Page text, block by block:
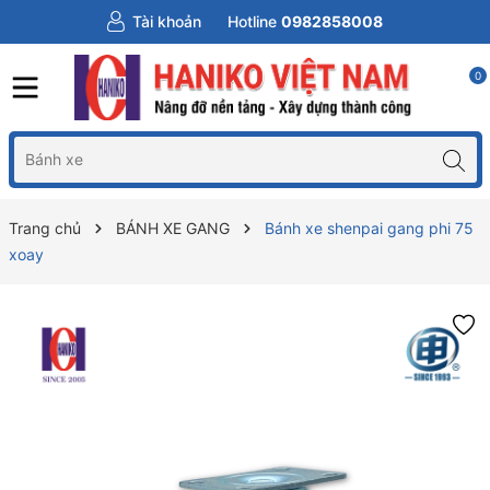
Tài khoản Hotline 0982858008
0
Trang chủ BÁNH XE GANG
Bánh xe shenpai gang phi 75
xoay